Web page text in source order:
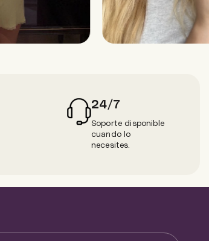
24/7
Soporte disponible
cuando lo
necesites.